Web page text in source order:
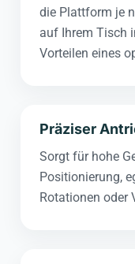
die Plattform je
auf Ihrem Tisch
Vorteilen eines
Präziser
Sorgt für hohe
Positionierung,
Rotationen oder